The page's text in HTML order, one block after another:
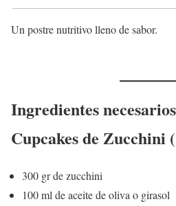
Un postre nutritivo lleno de sabor.
Ingredientes
Cupcakes de Zucchini
300 gr de zucchini
100 ml de aceite de oliva o girasol